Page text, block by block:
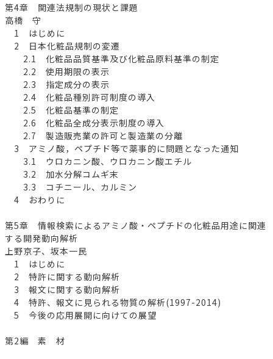
第4章 関連法規制の現状と課題
高橋 守
1 はじめに
2 日本化粧品規制の変遷
2.1 化粧品品質基準及び化粧品原料基準の制定
2.2 使用期限の表示
2.3 指定成分の表示
2.4 化粧品種別許可制度の導入
2.5 化粧品基準の制定
2.6 化粧品全成分表示制度の導入
2.7 製造販売業の許可と製造業の分離
3 アミノ酸，ペプチド等で薬事的に問題となった通知
3.1 ウロカニン酸、ウロカニン酸エチル
3.2 加水分解コムギ末
3.3 コチニール、カルミン
4 おわりに
第5章 情報検索によるアミノ酸・ペプチドの化粧品用途に関連
する開発動向解析
上野京子、坂本一民
1 はじめに
2 特許に関する動向解析
3 報文に関する動向解析
4 特許、報文に見られる物質の解析(1997-2014)
5 今後の応用展開に向けての展望
第2編 素 材